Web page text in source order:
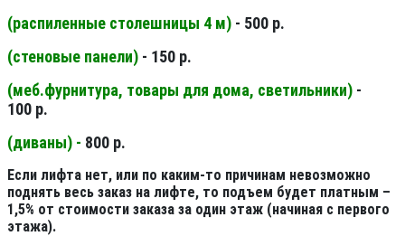
(распиленные столешницы 4 м) - 500 р.
(стеновые панели) - 150 р.
(меб.фурнитура, товары для дома, светильники) -
100 р.
(диваны) - 800 р.
Если лифта нет, или по каким-то причинам невозможно
поднять весь заказ на лифте, то подъем будет платным –
1,5% от стоимости заказа за один этаж (начиная с первого
этажа).